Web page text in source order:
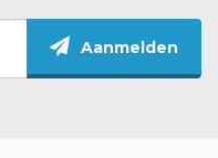
Aanmelden